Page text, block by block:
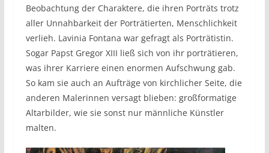
Beobachtung der Charaktere, die ihren Porträts trotz
aller Unnahbarkeit der Porträtierten, Menschlichkeit
verlieh. Lavinia Fontana war gefragt als Porträtistin.
Sogar Papst Gregor XIII ließ sich von ihr porträtieren,
was ihrer Karriere einen enormen Aufschwung gab.
So kam sie auch an Aufträge von kirchlicher Seite, die
anderen Malerinnen versagt blieben: großformatige
Altarbilder, wie sie sonst nur männliche Künstler
malten.